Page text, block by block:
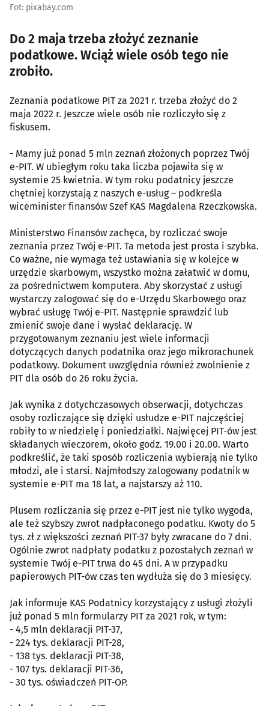
Fot: pixabay.com
Do 2 maja trzeba złożyć zeznanie
podatkowe. Wciąż wiele osób tego nie
zrobiło.
Zeznania podatkowe PIT za 2021 r. trzeba złożyć do 2
maja 2022 r. Jeszcze wiele osób nie rozliczyło się z
fiskusem.
- Mamy już ponad 5 mln zeznań złożonych poprzez Twój
e-PIT. W ubiegłym roku taka liczba pojawiła się w
systemie 25 kwietnia. W tym roku podatnicy jeszcze
chętniej korzystają z naszych e-usług – podkreśla
wiceminister finansów Szef KAS Magdalena Rzeczkowska.
Ministerstwo Finansów zachęca, by rozliczać swoje
zeznania przez Twój e-PIT. Ta metoda jest prosta i szybka.
Co ważne, nie wymaga też ustawiania się w kolejce w
urzędzie skarbowym, wszystko można załatwić w domu,
za pośrednictwem komputera. Aby skorzystać z usługi
wystarczy zalogować się do e-Urzędu Skarbowego oraz
wybrać usługę Twój e-PIT. Następnie sprawdzić lub
zmienić swoje dane i wysłać deklarację. W
przygotowanym zeznaniu jest wiele informacji
dotyczących danych podatnika oraz jego mikrorachunek
podatkowy. Dokument uwzględnia również zwolnienie z
PIT dla osób do 26 roku życia.
Jak wynika z dotychczasowych obserwacji, dotychczas
osoby rozliczające się dzięki usłudze e-PIT najczęściej
robiły to w niedzielę i poniedziałki. Najwięcej PIT-ów jest
składanych wieczorem, około godz. 19.00 i 20.00. Warto
podkreślić, że taki sposób rozliczenia wybierają nie tylko
młodzi, ale i starsi. Najmłodszy zalogowany podatnik w
systemie e-PIT ma 18 lat, a najstarszy aż 110.
Plusem rozliczania się przez e-PIT jest nie tylko wygoda,
ale też szybszy zwrot nadpłaconego podatku. Kwoty do 5
tys. zł z większości zeznań PIT-37 były zwracane do 7 dni.
Ogólnie zwrot nadpłaty podatku z pozostałych zeznań w
systemie Twój e-PIT trwa do 45 dni. A w przypadku
papierowych PIT-ów czas ten wydłuża się do 3 miesięcy.
Jak informuje KAS Podatnicy korzystający z usługi złożyli
już ponad 5 mln formularzy PIT za 2021 rok, w tym:
- 4,5 mln deklaracji PIT-37,
- 224 tys. deklaracji PIT-28,
- 138 tys. deklaracji PIT-38,
- 107 tys. deklaracji PIT-36,
- 30 tys. oświadczeń PIT-OP.